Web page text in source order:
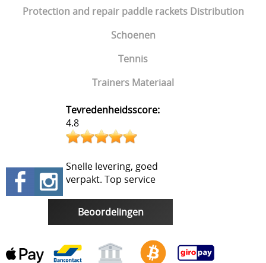
Protection and repair paddle rackets Distribution
Schoenen
Tennis
Trainers Materiaal
Tevredenheidsscore:
4.8
Snelle levering, goed
verpakt. Top service
Beoordelingen